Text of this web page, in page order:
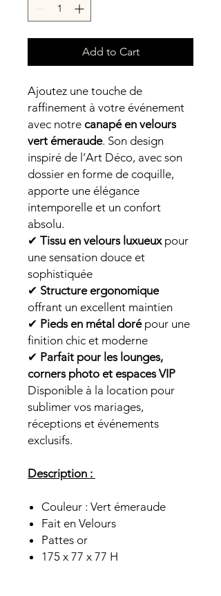
Add to Cart
Ajoutez une touche de
raffinement à votre événement
avec notre canapé en velours
vert émeraude. Son design
inspiré de l’Art Déco, avec son
dossier en forme de coquille,
apporte une élégance
intemporelle et un confort
absolu.
✔ Tissu en velours luxueuxpour
une sensation douce et
sophistiquée
✔ Structure ergonomique
offrant un excellent maintien
✔ Pieds en métal dorépour une
finition chic et moderne
✔ Parfait pour les lounges,
corners photo et espaces VIP
Disponible à la location pour
sublimer vos mariages,
réceptions et événements
exclusifs.
Description :
Couleur : Vert émeraude
Fait en Velours
Pattes or
175 x 77 x 77 H